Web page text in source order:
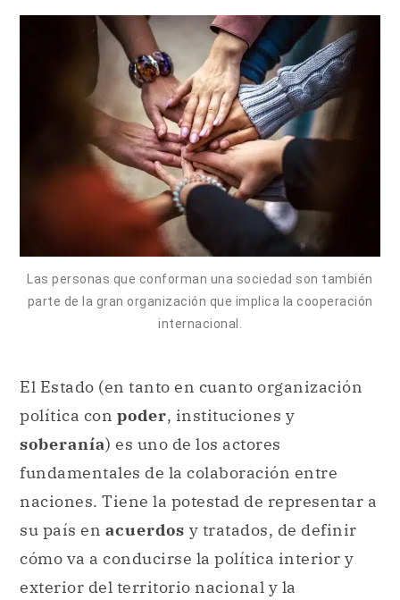
Las personas que conforman una sociedad son también
parte de la gran organización que implica la cooperación
internacional.
El Estado (en tanto en cuanto organización
política con poder, instituciones y
soberanía) es uno de los actores
fundamentales de la colaboración entre
naciones. Tiene la potestad de representar a
su país en acuerdos y tratados, de definir
cómo va a conducirse la política interior y
exterior del territorio nacional y la